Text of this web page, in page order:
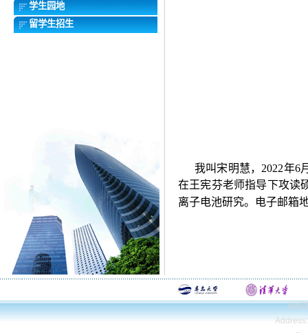
学生园地
留学生招生
我叫宋明慧， 2022年6
在王宪芬老师指导下攻读
离子电池研究。电子邮箱